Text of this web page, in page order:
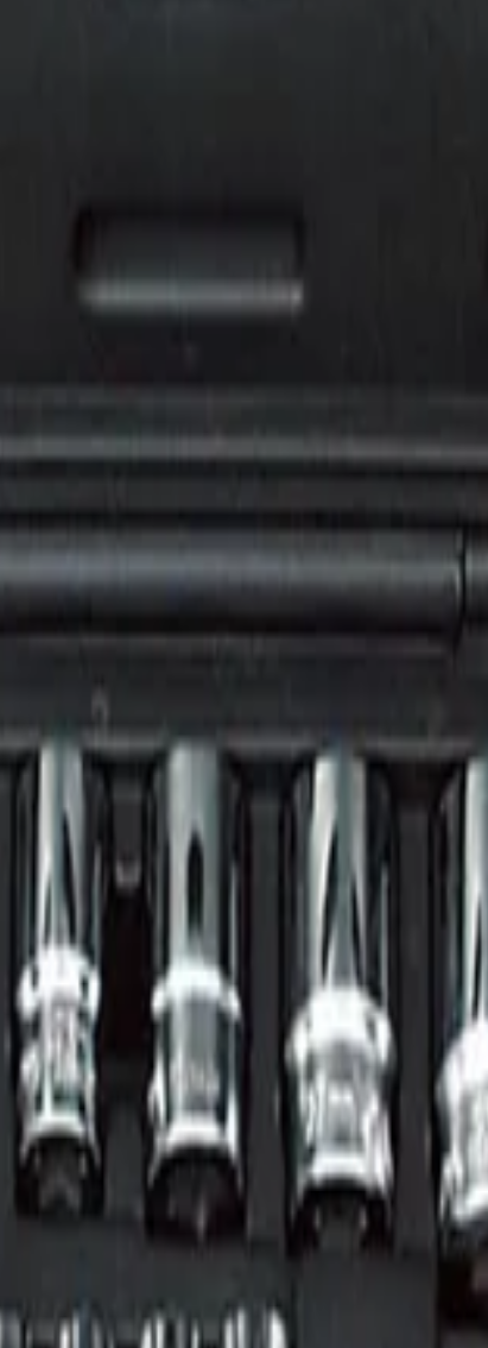
1/2", 22 пред в чемодане
из 22 предметов, находящихся в пластиковом
данный автонабор.
хром-ванадиевой стали с антикоррозийным
уровню мировых стандартов по лучшей цене.
24, 27, 30, 32 мм